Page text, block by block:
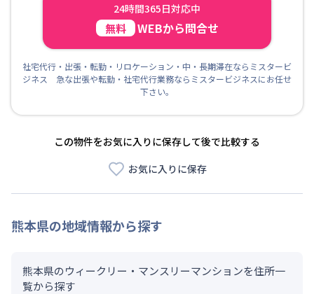
24時間365日対応中
無料 WEBから問合せ
社宅代行・出張・転勤・リロケーション・中・長期滞在ならミスタービ
ジネス 急な出張や転勤・社宅代行業務ならミスタービジネスにお任せ
下さい。
この物件をお気に入りに保存して後で比較する
お気に入りに保存
熊本県の地域情報から探す
熊本県のウィークリー・マンスリーマンションを住所一
覧から探す